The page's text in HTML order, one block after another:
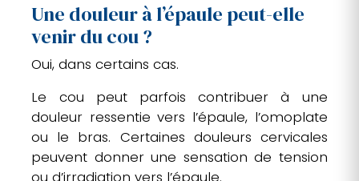
Une douleur à l’épaule peut-elle
venir du cou ?
Oui, dans certains cas.
Le cou peut parfois contribuer à une
douleur ressentie vers l’épaule, l’omoplate
ou le bras. Certaines douleurs cervicales
peuvent donner une sensation de tension
ou d’irradiation vers l’épaule.